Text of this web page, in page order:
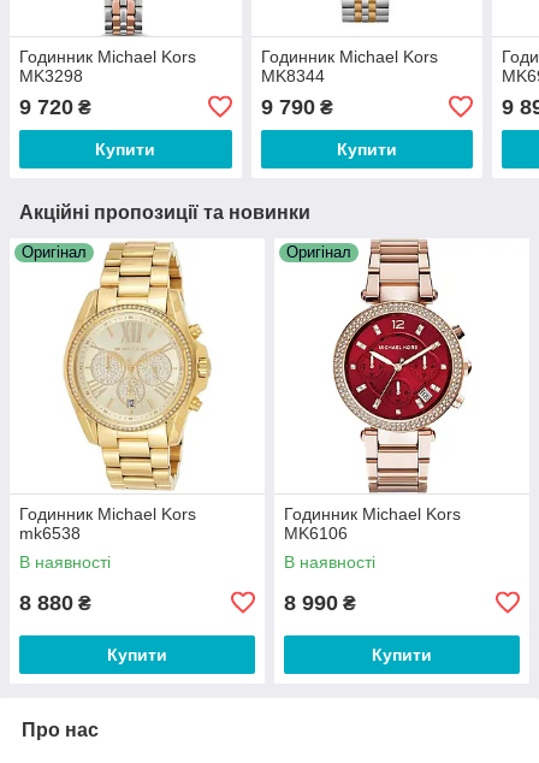
Годинник Michael Kors
MK3298
9 720 ₴
Купити
Годинник Michael Kors
MK8344
9 790₴
Купити
9
Акційні пропозиції та новинки
Оригінал
Годинник Michael Kors
mk6538
В наявності
8 880 ₴
Купити
Оригінал
Годинник Michael Kors
MK6106
В наявності
8 990 ₴
Купити
Про нас